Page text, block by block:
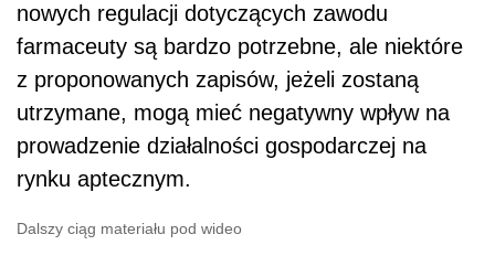
nowych regulacji dotyczących zawodu
farmaceuty są bardzo potrzebne, ale niektóre
z proponowanych zapisów, jeżeli zostaną
utrzymane, mogą mieć negatywny wpływ na
prowadzenie działalności gospodarczej na
rynku aptecznym.
Dalszy ciąg materiału pod wideo